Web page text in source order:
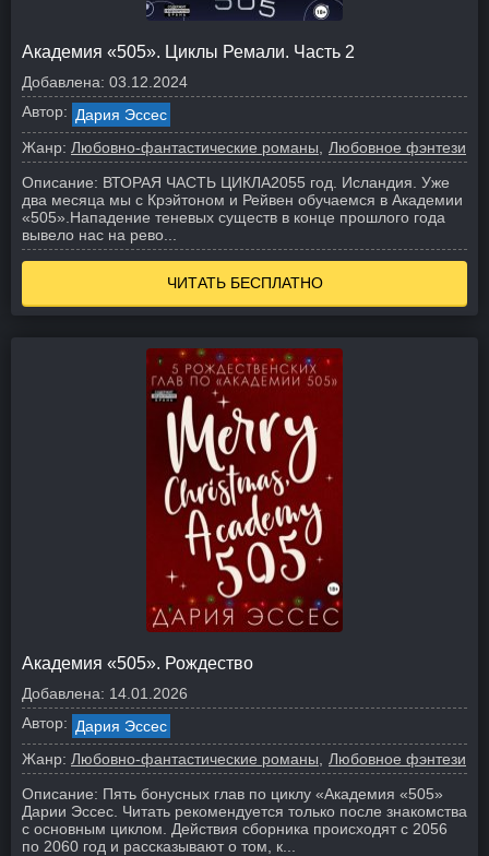
Академия «505». Циклы Ремали. Часть 2
Добавлена: 03.12.2024
Автор: Дария Эссес
Жанр: Любовно-фантастические романы
Любовное фэнтези
Описание: ВТОРАЯ ЧАСТЬ ЦИКЛА2055 год. Исландия. Уже
два месяца мы с Крэйтоном и Рейвен обучаемся в Академии
«505». Нападение теневых существ в конце прошлого года
вывело нас на рево...
ЧИТАТЬ БЕСПЛАТНО
Академия «505». Рождество
Добавлена: 14.01.2026
Автор: Дария Эссес
Жанр: Любовно-фантастические романы
Любовное фэнтези
Описание: Пять бонусных глав по циклу «Академия «505»
Дарии Эссес. Читать рекомендуется только после знакомства
с основным циклом. Действия сборника происходят с 2056
по 2060 год и рассказывают о том, к...